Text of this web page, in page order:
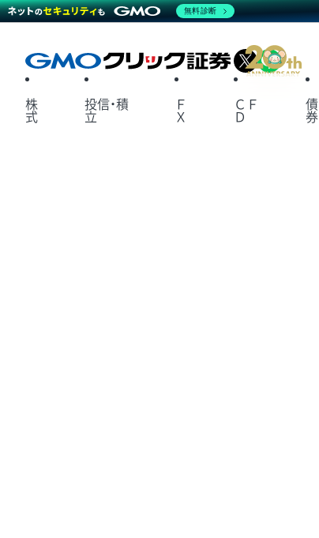
X
株
式
投信・積
立
Ｆ
Ｘ
ＣＦ
Ｄ
債
券
無料診断